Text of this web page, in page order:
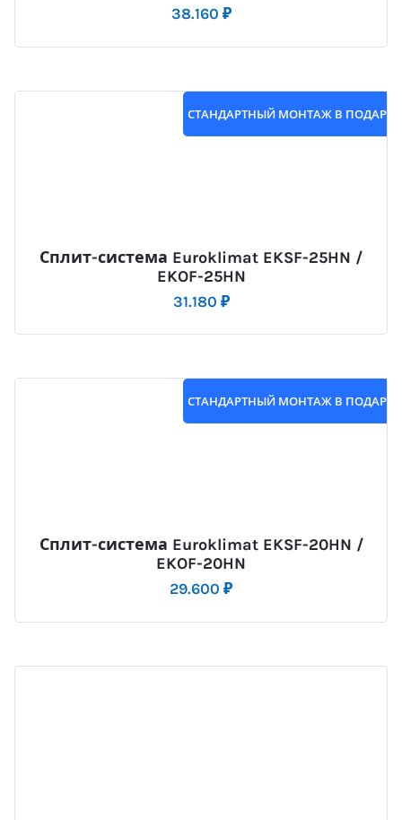
38.160 ₽
СТАНДАРТНЫЙ МОНТАЖ В ПОДАРОК
Сплит-система Euroklimat EKSF-25HN /
EKOF-25HN
31.180 ₽
СТАНДАРТНЫЙ МОНТАЖ В ПОДАРОК
Сплит-система Euroklimat EKSF-20HN /
EKOF-20HN
29.600 ₽